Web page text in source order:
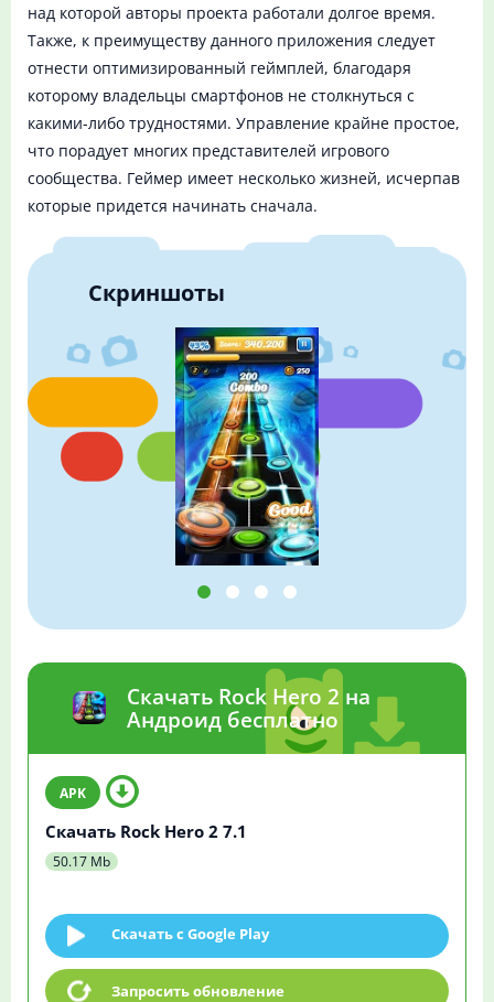
над которой авторы проекта работали долгое время.
Также, к преимуществу данного приложения следует
отнести оптимизированный геймплей, благодаря
которому владельцы смартфонов не столкнуться с
какими-либо трудностями. Управление крайне простое,
что порадует многих представителей игрового
сообщества. Геймер имеет несколько жизней, исчерпав
которые придется начинать сначала.
Скриншоты
Скачать Rock Hero 2 на
Андроид бесплатно
Скачать Rock Hero 2 7.1
50.17 Mb
Скачать c Google Play
Запросить обновление